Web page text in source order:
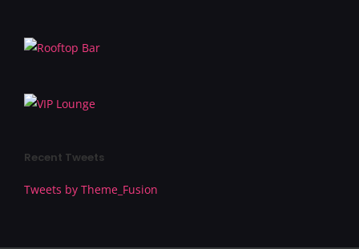
Recent Tweets
Tweets by Theme_Fusion